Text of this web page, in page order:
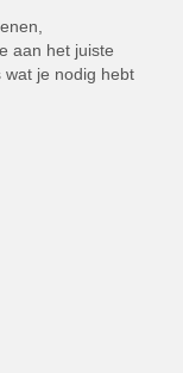
aan het juiste
wat je nodig hebt